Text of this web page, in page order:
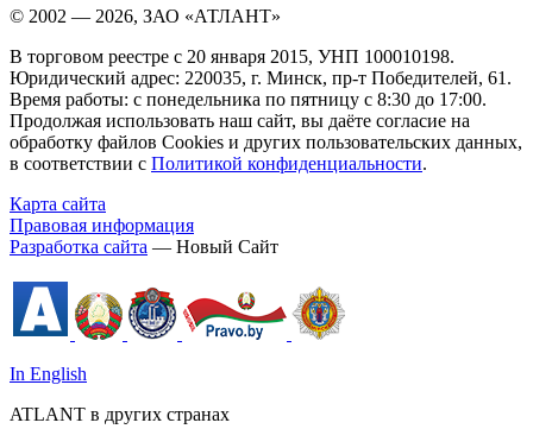
© 2002 — 2026, ЗАО «АТЛАНТ»
В торговом реестре с 20 января 2015, УНП 100010198.
Юридический адрес: 220035, г. Минск, пр-т Победителей, 61.
Время работы: с понедельника по пятницу с 8:30 до 17:00.
Продолжая использовать наш сайт, вы даёте согласие на
обработку файлов Cookies и других пользовательских данных,
в соответствии с Политикой конфиденциальности.
Карта сайта
Правовая информация
Разработка сайта — Новый Сайт
In English
ATLANT в других странах